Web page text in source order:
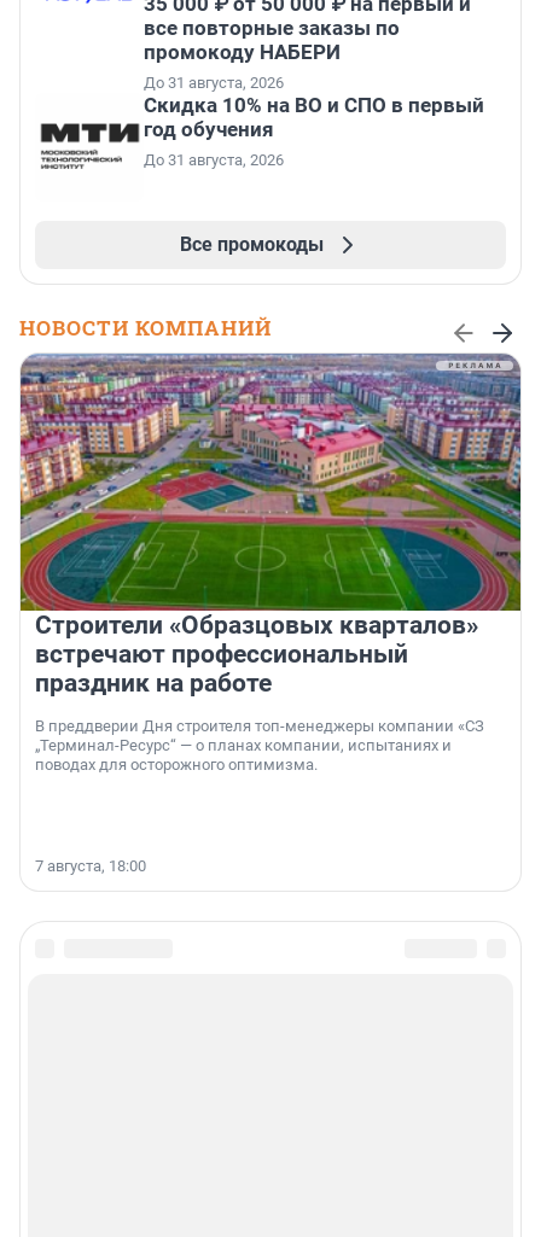
все повторные заказы по
промокоду НАБЕРИ
До 31 августа, 2026
Скидка 10% на ВО и СПО в первый
год обучения
До 31 августа, 2026
Все промокоды
НОВОСТИ КОМПАНИЙ
Строители «Образцовых кварталов»
встречают профессиональный
праздник на работе
В преддверии Дня строителя топ-менеджеры компании «СЗ
„Терминал-Ресурс“ — о планах компании, испытаниях и
поводах для осторожного оптимизма.
7 августа, 18:00